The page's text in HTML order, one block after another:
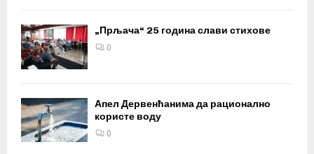
„Прљача“ 25 година слави стихове
0
Апел Дервенћанима да рационално
користе воду
0